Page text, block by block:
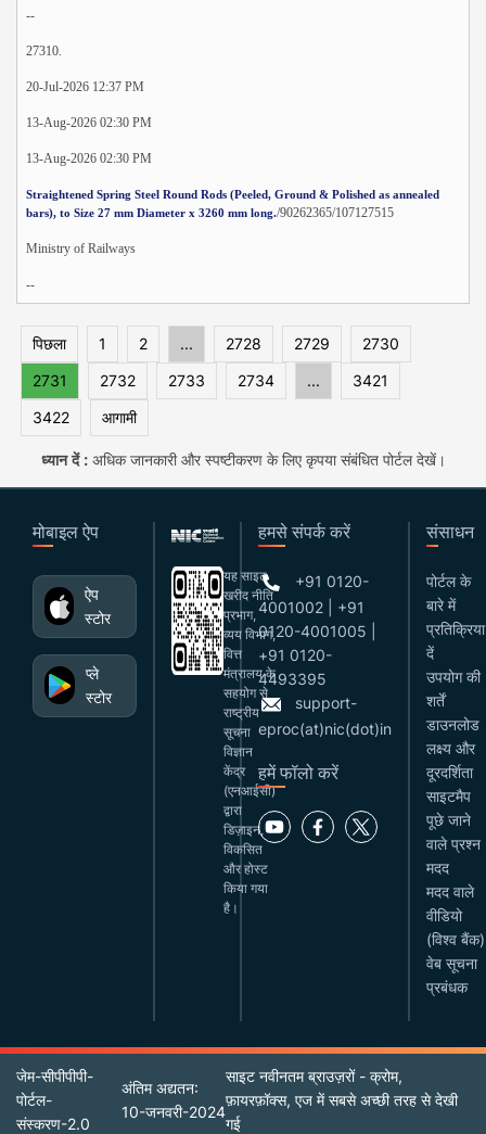
--
27310.
20-Jul-2026 12:37 PM
13-Aug-2026 02:30 PM
13-Aug-2026 02:30 PM
Straightened Spring Steel Round Rods (Peeled, Ground & Polished as annealed
bars), to Size 27 mm Diameter x 3260 mm long./90262365/107127515
Ministry of Railways
--
पिछला 1 2 ... 2728 2729
2730
2731
2732 2733 2734 ...
3421
3422
आगामी
ध्यान दें :अधिक जानकारी और स्पष्टीकरण के लिए कृपया संबंधित पोर्टल देखें।
मोबाइल ऐप
ऐप
स्टोर
प्ले
स्टोर
यह साइट
खरीद नीति
प्रभाग,
व्यय विभाग,
वित्त
मंत्रालय के
सहयोग से
राष्ट्रीय
सूचना
विज्ञान
केंद्र
(एनआईसी)
द्वारा
डिज़ाइन,
विकसित
और होस्ट
किया गया
है।
हमसे संपर्क करें
+91 0120-
4001002 | +91
0120-4001005 |
+91 0120-
4493395
support-
eproc(at)nic(dot)in
हमें फॉलो करें
संसाधन
पोर्टल के
बारे में
प्रतिक्रिया
दें
उपयोग की
शर्तें
डाउनलोड
लक्ष्य और
दूरदर्शिता
साइटमैप
पूछे जाने
वाले प्रश्न
मदद
मदद वाले
वीडियो
(विश्व बैंक)
वेब सूचना
प्रबंधक
जेम-सीपीपीपी-
पोर्टल-
संस्करण-2.0
अंतिम अद्यतन:
10-जनवरी-2024
साइट नवीनतम ब्राउज़रों - क्रोम,
फ़ायरफ़ॉक्स, एज में सबसे अच्छी तरह से देखी
गई